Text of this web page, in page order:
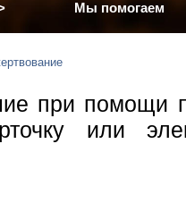
Мы помогаем
при помощи
или